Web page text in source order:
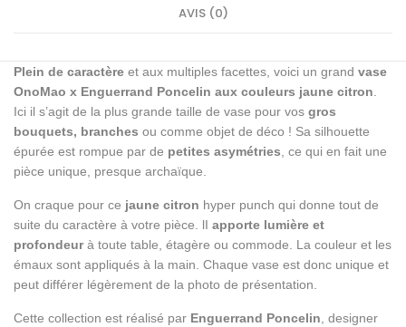
AVIS (0)
Plein de caractère et aux multiples facettes, voici un grand vase
OnoMao x Enguerrand Poncelin aux couleurs jaune citron.
Ici il s’agit de la plus grande taille de vase pour vos gros
bouquets, branches ou comme objet de déco ! Sa silhouette
épurée est rompue par de petites asymétries, ce qui en fait une
pièce unique, presque archaïque.
On craque pour ce jaune citron hyper punch qui donne tout de
suite du caractère à votre pièce. lI apporte lumière et
profondeurà toute table, étagère ou commode. La couleur et les
émaux sont appliqués à la main. Chaque vase est donc unique et
peut différer légèrement de la photo de présentation.
Cette collection est réalisé par Enguerrand Poncelin, designer